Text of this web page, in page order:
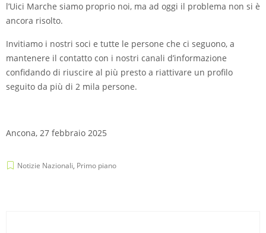
l’Uici Marche siamo proprio noi, ma ad oggi il problema non si è
ancora risolto.
Invitiamo i nostri soci e tutte le persone che ci seguono, a
mantenere il contatto con i nostri canali d’informazione
confidando di riuscire al più presto a riattivare un profilo
seguito da più di 2 mila persone.
Ancona, 27 febbraio 2025
Notizie Nazionali, Primo piano